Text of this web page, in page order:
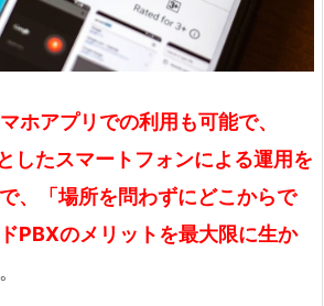
ホアプリでの利用も可能で、
したスマートフォンによる運用を
、「場所を問わずにどこからで
PBXのメリットを最大限に生か
。